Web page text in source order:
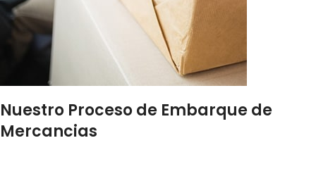
Nuestro Proceso de Embarque de
Mercancias